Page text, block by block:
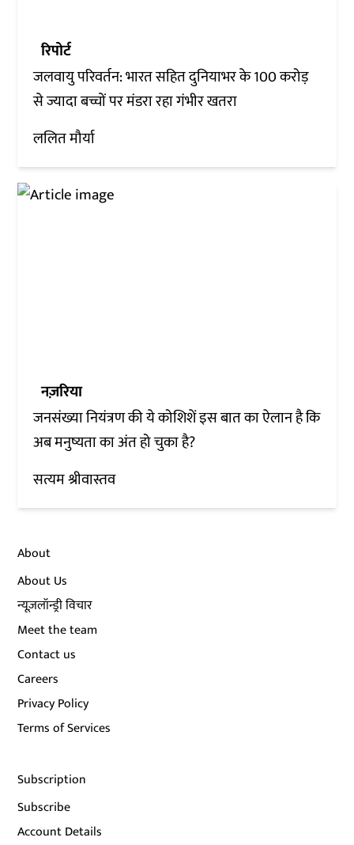
रिपोर्ट
जलवायु परिवर्तन: भारत सहित दुनियाभर के 100 करोड़
से ज्यादा बच्चों पर मंडरा रहा गंभीर खतरा
ललित मौर्या
नज़रिया
जनसंख्या नियंत्रण की ये कोशिशें इस बात का ऐलान है कि
अब मनुष्यता का अंत हो चुका है?
सत्यम श्रीवास्तव
About
About Us
न्यूज़लॉन्ड्री विचार
Meet the team
Contact us
Careers
Privacy Policy
Terms of Services
Subscription
Subscribe
Account Details